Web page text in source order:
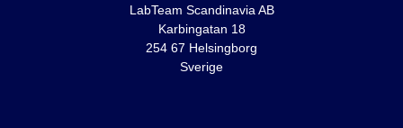
LabTeam Scandinavia AB
Karbingatan 18
254 67 Helsingborg
Sverige